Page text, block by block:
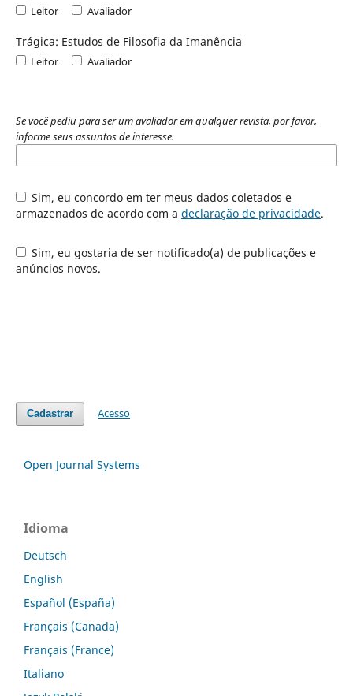
Leitor Avaliador
Trágica: Estudos de Filosofia da Imanência
Leitor Avaliador
Se você pediu para ser um avaliador em qualquer revista, por favor,
informe seus assuntos de interesse.
Sim, eu concordo em ter meus dados coletados e
armazenados de acordo com a declaração de privacidade.
Sim, eu gostaria de ser notificado(a) de publicações e
anúncios novos.
Cadastrar Acesso
Open Journal Systems
Idioma
Deutsch
English
Español (España)
Français (Canada)
Français (France)
Italiano